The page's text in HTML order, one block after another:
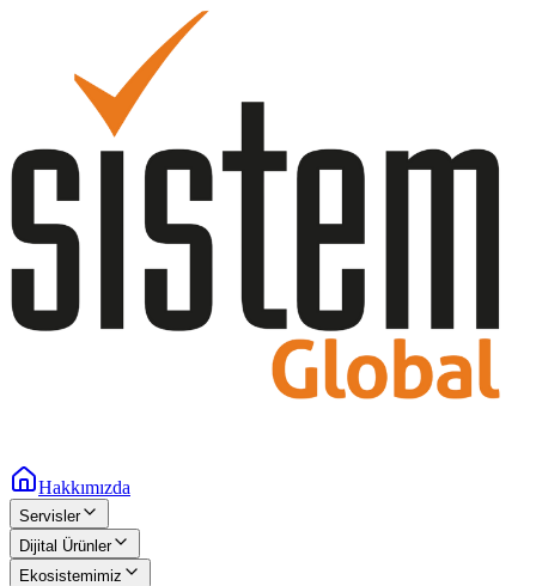
Hakkımızda
Servisler
Dijital Ürünler
Ekosistemimiz